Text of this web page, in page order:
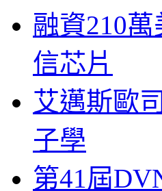
融資210
信芯片
艾邁斯歐
子學
第41屆